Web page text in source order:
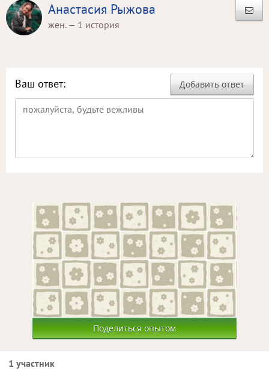
Анастасия Рыжова
жен. — 1 история
Добавить ответ
Ваш ответ:
Поделиться опытом
1 участник